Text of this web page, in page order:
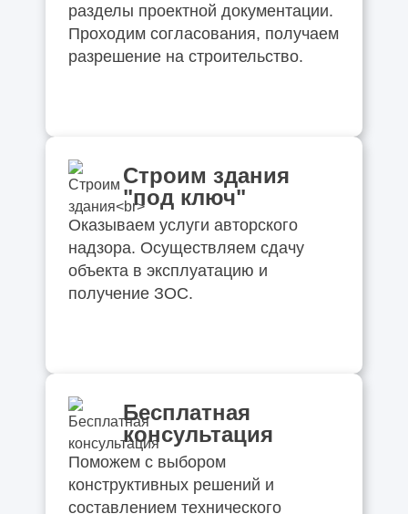
разделы проектной документации.
Проходим согласования, получаем
разрешение на строительство.
Строим здания
"под ключ"
Оказываем услуги авторского
надзора. Осуществляем сдачу
объекта в эксплуатацию и
получение ЗОС.
Бесплатная
консультация
Поможем с выбором
конструктивных решений и
составлением технического